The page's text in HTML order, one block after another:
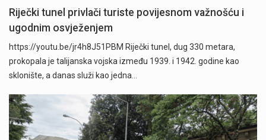
Riječki tunel privlači turiste povijesnom važnošću i
ugodnim osvježenjem
https://youtu.be/jr4h8J51PBM Riječki tunel, dug 330 metara,
prokopala je talijanska vojska između 1939. i 1942. godine kao
sklonište, a danas služi kao jedna…